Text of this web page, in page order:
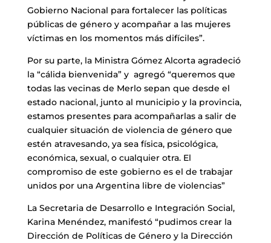
Gobierno Nacional para fortalecer las políticas
públicas de género y acompañar a las mujeres
víctimas en los momentos más difíciles”.
Por su parte, la Ministra Gómez Alcorta agradeció
la “cálida bienvenida” y agregó “queremos que
todas las vecinas de Merlo sepan que desde el
estado nacional, junto al municipio y la provincia,
estamos presentes para acompañarlas a salir de
cualquier situación de violencia de género que
estén atravesando, ya sea física, psicológica,
económica, sexual, o cualquier otra. El
compromiso de este gobierno es el de trabajar
unidos por una Argentina libre de violencias”
La Secretaria de Desarrollo e Integración Social,
Karina Menéndez, manifestó “pudimos crear la
Dirección de Políticas de Género y la Dirección